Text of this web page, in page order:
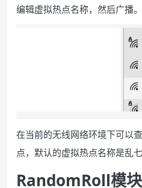
编辑虚拟热点名称，然后广播。
在当前的无线网络环境下可以
点，默认的虚拟热点名称是乱七
RandomRoll模块